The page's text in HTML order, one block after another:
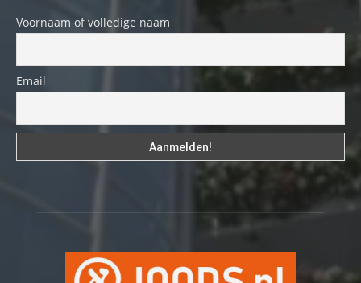
Voornaam of volledige naam
Email